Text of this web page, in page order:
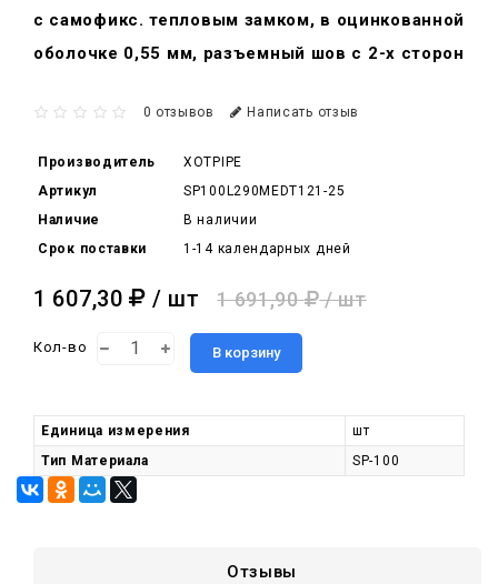
c самофикс. тепловым замком, в оцинкованной
оболочке 0,55 мм, разъемный шов с 2-х сторон
0 отзывов Написать отзыв
Производитель
XOTPIPE
Артикул
SP100L290MEDT121-25
Наличие
В наличии
Срок поставки
1-14 календарных дней
1 607,30 / шт 1 691,90 / шт
Кол-во В корзину
Единица измерения
шт
Тип Материала
SP-100
Отзывы